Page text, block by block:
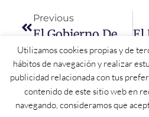
Previous
Utilizamos cookies propias y de
hábitos de navegación y realizar
publicidad relacionada con tus
contenido de este sitio web en
navegando, consideramos que